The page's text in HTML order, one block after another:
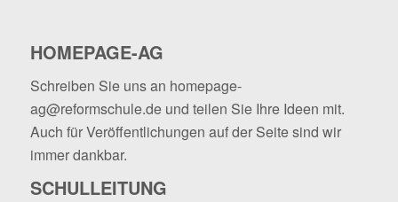
HOMEPAGE-AG
Schreiben Sie uns an homepage-
ag@reformschule.deund teilen Sie Ihre Ideen mit.
Auch für Veröffentlichungen auf der Seite sind wir
immer dankbar.
SCHULLEITUNG